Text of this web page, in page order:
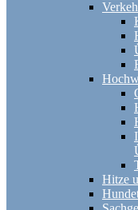
Hitze